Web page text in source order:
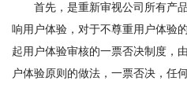
首先，是重新审视公司所有产
响用户体验，对于不尊重用户体验
起用户体验审核的一票否决制度，
户体验原则的做法，一票否决，任